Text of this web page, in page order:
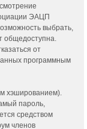
ЭАЦП
выбрать,
общедоступна.
от
программным
хэшированием).
пароль,
средством
членов